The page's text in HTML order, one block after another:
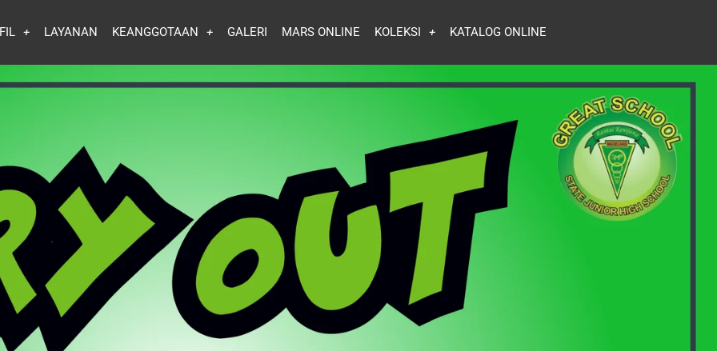
LAYANAN KEANGGOTAAN GALERI MARS ONLINE KOLEKSI KATALOG ONLINE